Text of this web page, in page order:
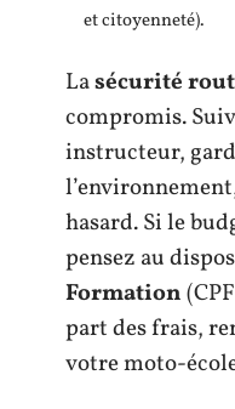
et citoyenneté).
Lasécurité
compromis.
instructeur,
hasard. Si le
pensez au
Formation
part des frais,
votre moto-